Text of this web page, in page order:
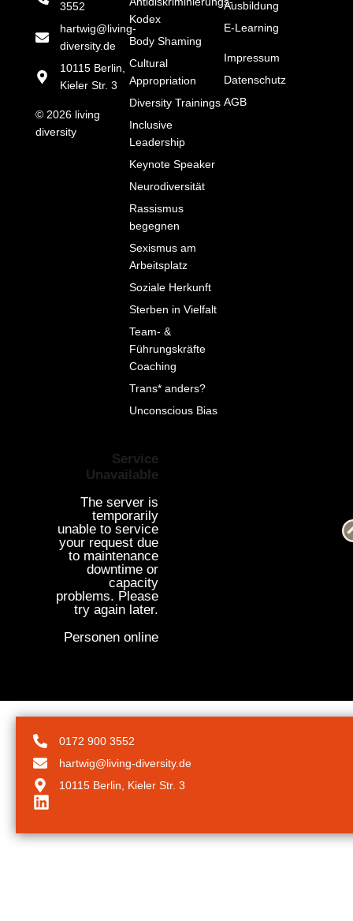
3552
hartwig@living-
diversity.de
10115 Berlin,
Kieler Str. 3
© 2026 living
diversity
Kodex
Body Shaming
Cultural
Appropriation
Diversity Trainings
Inclusive
Leadership
Keynote Speaker
Neurodiversität
Rassismus
begegnen
Sexismus am
Arbeitsplatz
Soziale Herkunft
Sterben in Vielfalt
Team- &
Führungskräfte
Coaching
Trans* anders?
Unconscious Bias
Ausbildung
E-Learning
Impressum
Datenschutz
AGB
Service
Unavailable
The server is
temporarily
unable to service
your request due
to maintenance
downtime or
capacity
problems. Please
try again later.
Personen online
0172 900 3552
hartwig@living-diversity.de
10115 Berlin, Kieler Str. 3